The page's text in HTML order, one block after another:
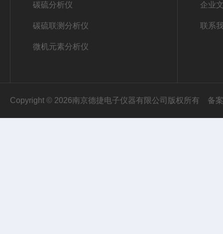
碳硫分析仪
碳硫联测分析仪
微机元素分析仪
企业
联系
Copyright © 2026南京德捷电子仪器有限公司版权所有 备